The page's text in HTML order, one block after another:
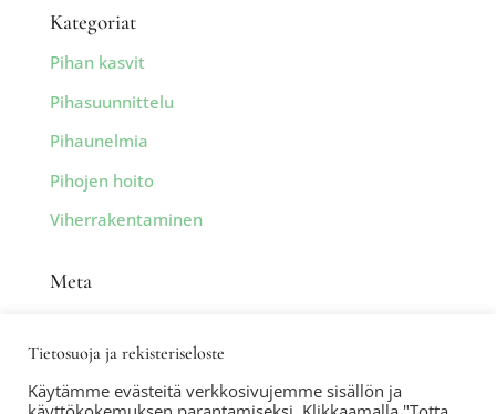
Kategoriat
Pihan kasvit
Pihasuunnittelu
Pihaunelmia
Pihojen hoito
Viherrakentaminen
Meta
Sisältösyöte
Kommenttisyöte
Tietosuoja ja rekisteriseloste
Käytämme evästeitä verkkosivujemme sisällön ja